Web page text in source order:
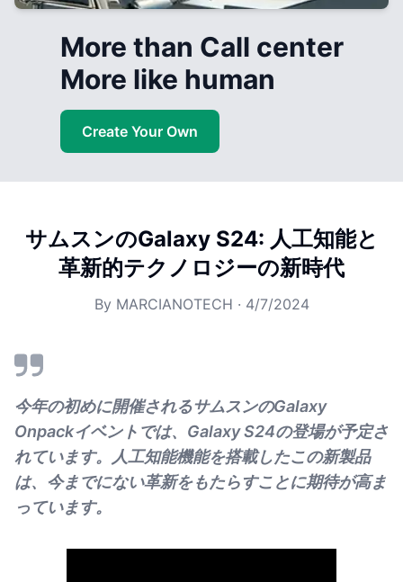
More than Call center
More like human
Create Your Own
サムスンのGalaxy S24: 人工知能と
革新的テクノロジーの新時代
By MARCIANOTECH · 4/7/2024
今年の初めに開催されるサムスンのGalaxy
Onpackイベントでは、Galaxy S24の登場が予定さ
れています。人工知能機能を搭載したこの新製品
は、今までにない革新をもたらすことに期待が高ま
っています。